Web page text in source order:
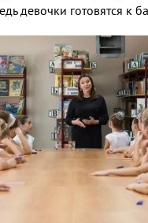
девочки готовятся к